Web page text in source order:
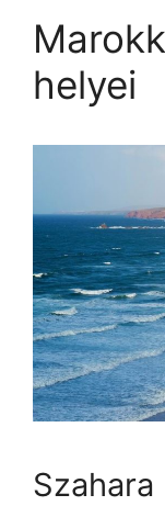
helyei
Szahara